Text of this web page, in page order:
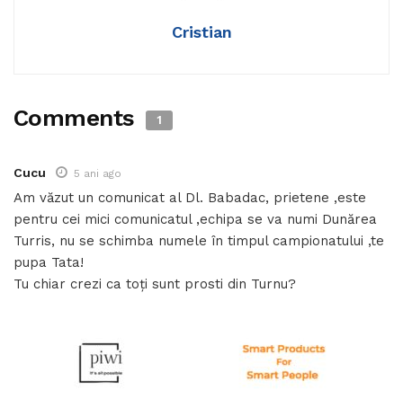
Cristian
Comments 1
Cucu 5 ani ago
Am văzut un comunicat al Dl. Babadac, prietene ,este
pentru cei mici comunicatul ,echipa se va numi Dunărea
Turris, nu se schimba numele în timpul campionatului ,te
pupa Tata!
Tu chiar crezi ca toți sunt prosti din Turnu?